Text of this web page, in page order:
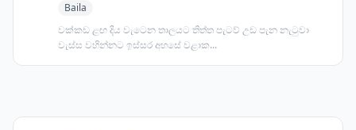
Baila
වක්කඩ ළඟ දිය වැටෙන තාලයට තිත්ත පැටව් උඩ පැන නැටුවා
වැස්ස වහින්නට ඉස්සර අහසේ වළාක...